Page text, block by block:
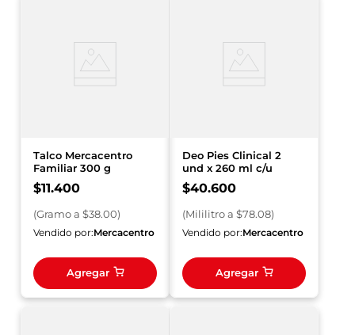
Talco Mercacentro
Familiar 300 g
$11.400
(Gramoa $38.00)
Vendido por:Mercacentro
Agregar
Deo Pies Clinical 2
und x 260 ml c/u
$40.600
(Mililitroa $78.08)
Vendido por:Mercacentro
Agregar